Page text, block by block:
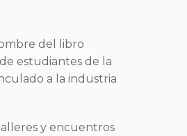
del libro
estudiantes de la
a la industria
y encuentros